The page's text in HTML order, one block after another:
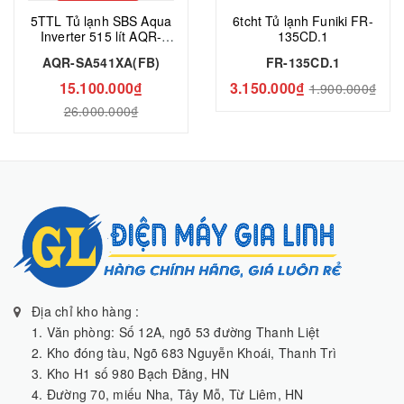
5TTL Tủ lạnh SBS Aqua
Inverter 515 lít AQR-
AQR-SA541XA(FB)
15.100.000₫
26.000.000₫
6tcht Tủ lạnh Funiki FR-
135CD.1
FR-135CD.1
3.150.000₫ 1.900.000₫
Địa chỉ kho hàng :
1. Văn phòng: Số 12A, ngõ 53 đường Thanh Liệt
2. Kho đóng tàu, Ngõ 683 Nguyễn Khoái, Thanh Trì
3. Kho H1 số 980 Bạch Đằng, HN
4. Đường 70, miếu Nha, Tây Mỗ, Từ Liêm, HN